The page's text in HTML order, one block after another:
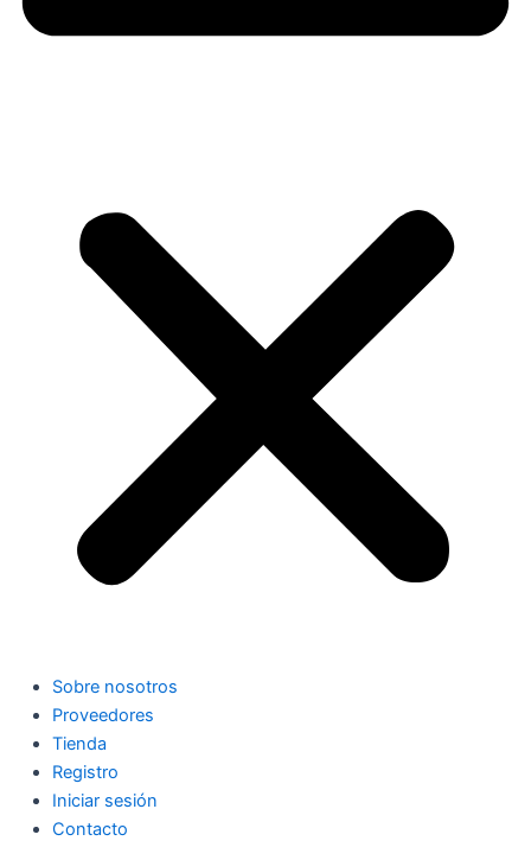
Sobre nosotros
Proveedores
Tienda
Registro
Iniciar sesión
Contacto